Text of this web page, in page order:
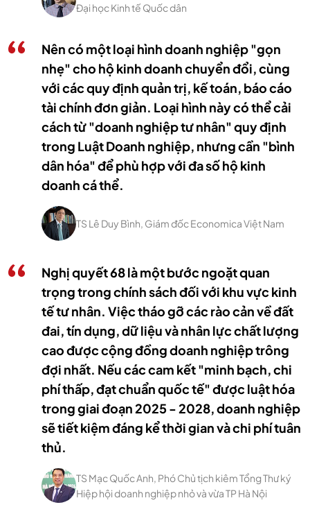
Đại học Kinh tế Quốc dân
Nên có một loại hình doanh nghiệp "gọn
nhẹ" cho hộ kinh doanh chuyển đổi, cùng
với các quy định quản trị, kế toán, báo cáo
tài chính đơn giản. Loại hình này có thể cải
cách từ "doanh nghiệp tư nhân" quy định
trong Luật Doanh nghiệp, nhưng cần "bình
dân hóa" để phù hợp với đa số hộ kinh
doanh cá thể.
TS Lê Duy Bình, Giám đốc Economica Việt Nam
Nghị quyết 68 là một bước ngoặt quan
trọng trong chính sách đối với khu vực kinh
tế tư nhân. Việc tháo gỡ các rào cản về đất
đai, tín dụng, dữ liệu và nhân lực chất lượng
cao được cộng đồng doanh nghiệp trông
đợi nhất. Nếu các cam kết "minh bạch, chi
phí thấp, đạt chuẩn quốc tế" được luật hóa
trong giai đoạn 2025 - 2028, doanh nghiệp
sẽ tiết kiệm đáng kể thời gian và chi phí tuân
thủ.
TS Mạc Quốc Anh, Phó Chủ tịch kiêm Tổng Thư ký
Hiệp hội doanh nghiệp nhỏ và vừa TP Hà Nội